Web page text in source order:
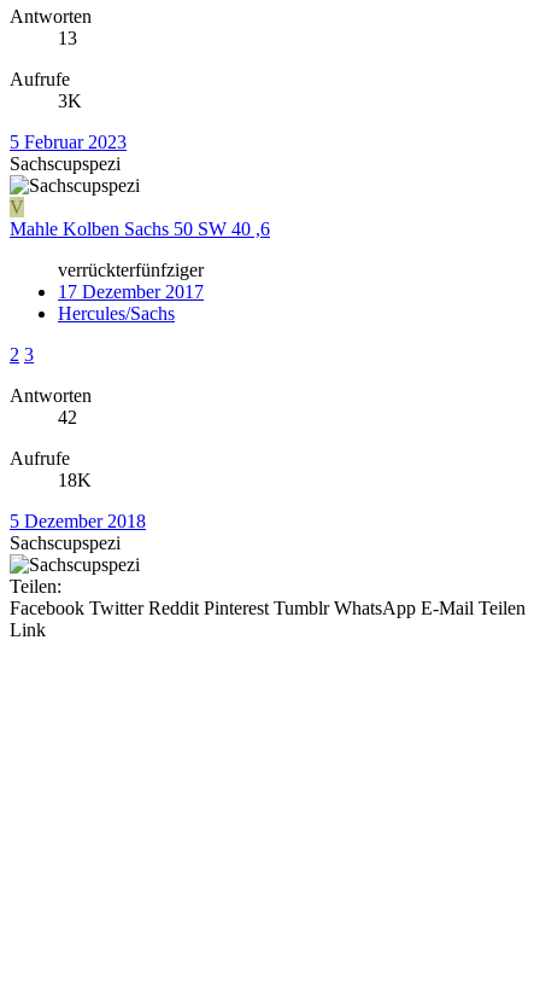
Antworten
13
Aufrufe
3K
5 Februar 2023
Sachscupspezi
V
Mahle Kolben Sachs 50 SW 40 ,6
verrückterfünfziger
17 Dezember 2017
Hercules/Sachs
2 3
Antworten
42
Aufrufe
18K
5 Dezember 2018
Sachscupspezi
Teilen:
Facebook Twitter Reddit Pinterest Tumblr WhatsApp E-Mail Teilen
Link